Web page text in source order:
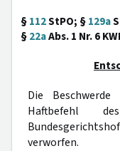
§112StPO; §129a
§22aAbs. 1 Nr. 6
Die
Haftbefehl
verworfen.